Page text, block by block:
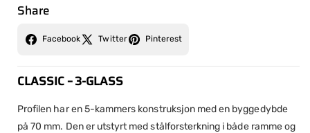
Share
Facebook Twitter Pinterest
CLASSIC – 3-GLASS
Profilen har en 5-kammers konstruksjon med en byggedybde
på 70 mm. Den er utstyrt med stålforsterkning i både ramme og